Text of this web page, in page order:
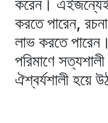
করেন। এইজন্যেই
করতে পারেন,
লাভ করতে
পরিমাণে
ঐশ্বর্যশালী হয়ে